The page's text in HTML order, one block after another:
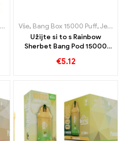
,
Vše, Bang Box 15000 Puff,Jednorázové e-cigarety Švédsko
Užijte si to s Rainbow
Sherbet Bang Pod 15000
vůní
€5.12